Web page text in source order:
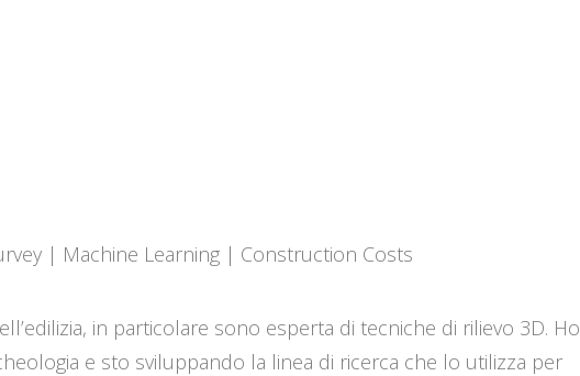
| Machine Learning | Construction Costs
in particolare sono esperta di tecniche di rilievo 3D. Ho
e sto sviluppando la linea di ricerca che lo utilizza per